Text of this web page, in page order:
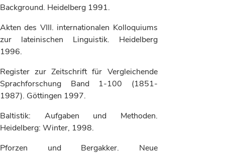
Background. Heidelberg 1991.
Akten des VIII. internationalen Kolloquiums
zur lateinischen Linguistik. Heidelberg
1996.
Register zur Zeitschrift für Vergleichende
Sprachforschung Band 1-100 (1851-
1987). Göttingen 1997.
Baltistik: Aufgaben und Methoden.
Heidelberg: Winter, 1998.
Pforzen und Bergakker. Neue